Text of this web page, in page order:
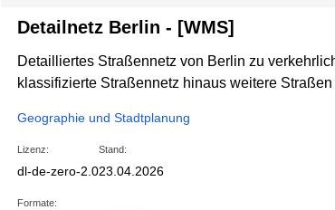
Detailnetz Berlin - [WMS]
Detailliertes Straßennetz von Berlin zu
klassifizierte Straßennetz hinaus weitere Straßen
Geographie und Stadtplanung
Lizenz:
dl-de-zero-2.0
Stand:
23.04.2026
Formate: